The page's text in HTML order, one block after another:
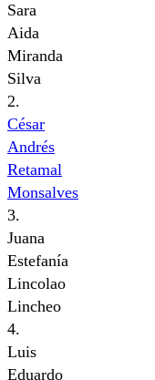
Sara
Aida
Miranda
Silva
2.
César
Andrés
Retamal
Monsalves
3.
Juana
Estefanía
Lincolao
Lincheo
4.
Luis
Eduardo